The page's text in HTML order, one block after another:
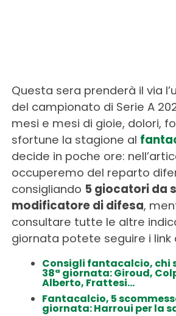
Questa sera prenderà il via
del campionato di Serie A
mesi e mesi di gioie, dolori,
sfortune la stagione al
decide in poche ore:
occuperemo del reparto
consigliando 5 giocatori da
modificatore di difesa,
consultare tutte le altre
giornata potete seguire i link
Consigli fantacalcio, chi
38ª giornata: Giroud,
Alberto, Frattesi…
Fantacalcio, 5
giornata: Harroui per la